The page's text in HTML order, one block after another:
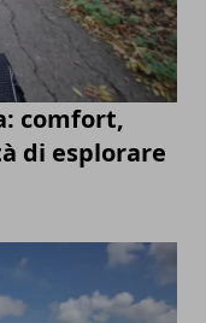
comfort,
di esplorare